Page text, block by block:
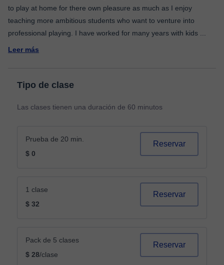
to play at home for there own pleasure as much as I enjoy
teaching more ambitious students who want to venture into
professional playing. I have worked for many years with kids
Leer más
Tipo de clase
Las clases tienen una duración de 60 minutos
Prueba de 20 min.
$ 0
Reservar
1 clase
$ 32
Reservar
Pack de 5 clases
$ 28/clase
Reservar